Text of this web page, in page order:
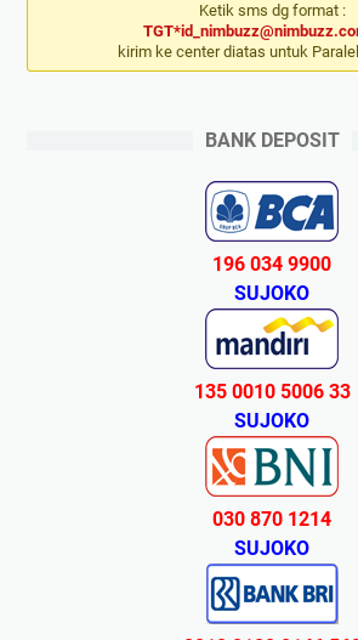
Ketik sms dg format :
kirim ke center diatas untuk
BANK DEPOSIT
196 034 9900
SUJOKO
135 0010 5006 33
SUJOKO
030 870 1214
SUJOKO